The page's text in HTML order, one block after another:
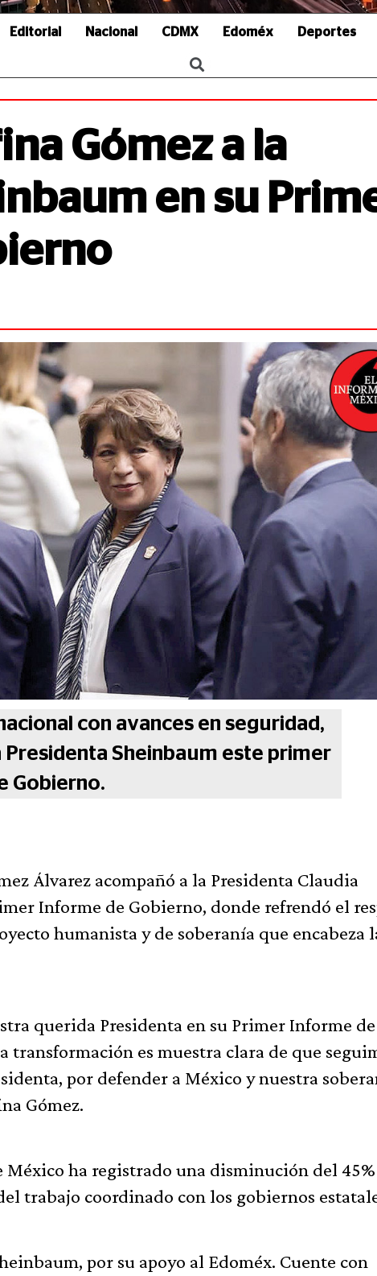
Editorial Nacional CDMX Edoméx Deportes
Gómez a la
en su
con avances en seguridad,
Sheinbaum este primer
Gobierno.
Álvarez acompañó a la Presidenta Claudia
Informe de Gobierno, donde refrendó el
humanista y de soberanía que encabeza
querida Presidenta en su Primer Informe de
transformación es muestra clara de que
por defender a México y nuestra
Gómez.
México ha registrado una disminución del
trabajo coordinado con los gobiernos
por su apoyo al Edoméx. Cuente con